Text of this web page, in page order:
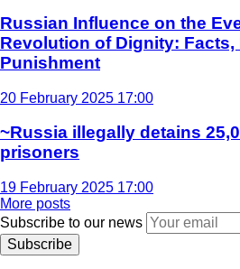
Russian Influence on the
Revolution of Dignity: Facts,
Punishment
20 February 2025 17:00
~Russia illegally detains
prisoners
19 February 2025 17:00
More posts
Subscribe to our news
Subscribe